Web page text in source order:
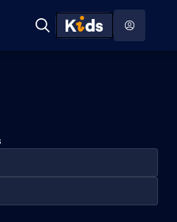
Naar help
Zoeken
ontdekken